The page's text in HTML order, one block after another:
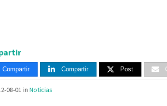
Compartir Compartir Post
08-01inNoticias